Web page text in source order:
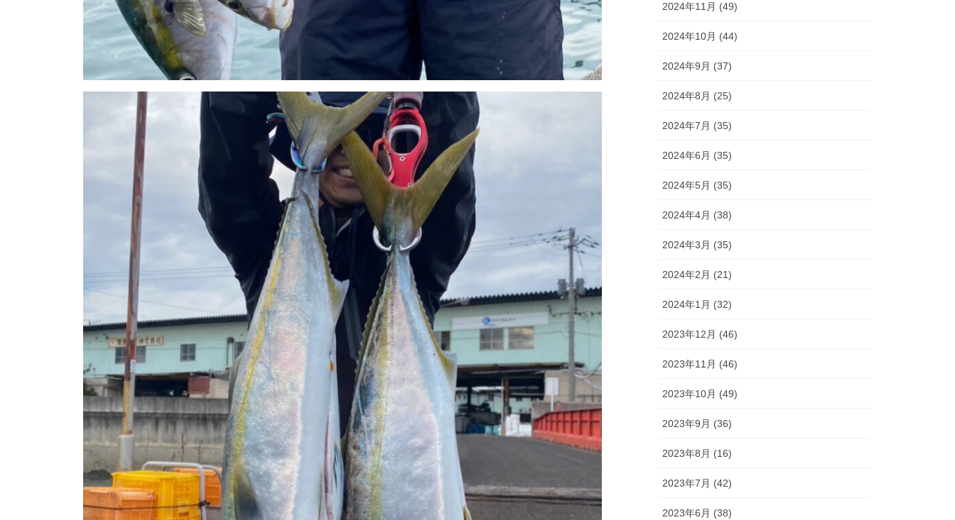
2024年11月 (49)
2024年10月 (44)
2024年9月 (37)
2024年8月 (25)
2024年7月 (35)
2024年6月 (35)
2024年5月 (35)
2024年4月 (38)
2024年3月 (35)
2024年2月 (21)
2024年1月 (32)
2023年12月 (46)
2023年11月 (46)
2023年10月 (49)
2023年9月 (36)
2023年8月 (16)
2023年7月 (42)
2023年6月 (38)